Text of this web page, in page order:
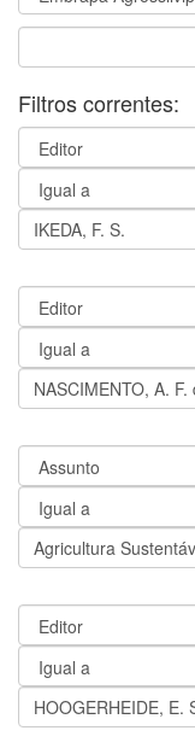
Filtros correntes: